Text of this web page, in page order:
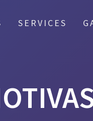
SERVICES